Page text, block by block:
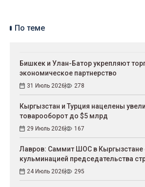
По теме
Бишкек и Улан-Батор укрепляют
экономическое партнерство
31 Июль 2026 278
Кыргызстан и Турция нацелены
товарооборот до $5 млрд
29 Июль 2026 167
Лавров: Саммит ШОС в Кыргызстане
кульминацией председательства
24 Июль 2026 295